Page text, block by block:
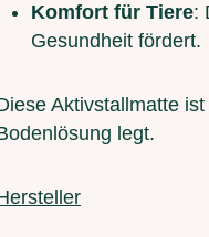
Komfort für Tiere:
Gesundheit fördert.
Aktivstallmatte
legt.